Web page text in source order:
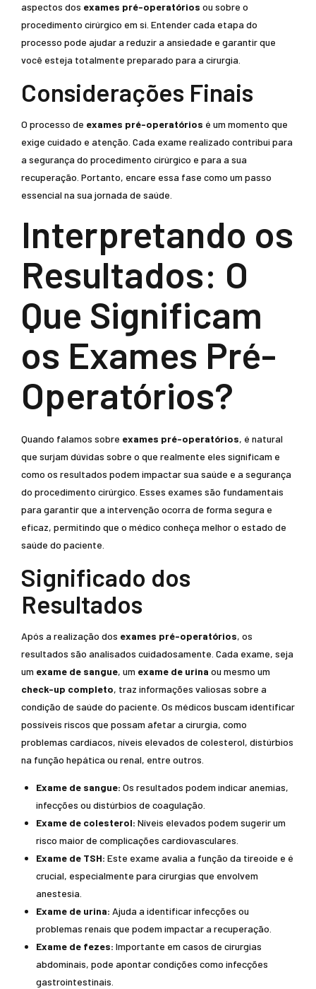
aspectos dos exames pré-operatórios ou sobre o
procedimento cirúrgico em si. Entender cada etapa do
processo pode ajudar a reduzir a ansiedade e garantir que
você esteja totalmente preparado para a cirurgia.
Considerações Finais
O processo de exames pré-operatórios é um momento que
exige cuidado e atenção. Cada exame realizado contribui para
a segurança do procedimento cirúrgico e para a sua
recuperação. Portanto, encare essa fase como um passo
essencial na sua jornada de saúde.
Interpretando os
Resultados: O
Que Significam
os Exames Pré-
Operatórios?
Quando falamos sobre exames pré-operatórios, é natural
que surjam dúvidas sobre o que realmente eles significam e
como os resultados podem impactar sua saúde e a segurança
do procedimento cirúrgico. Esses exames são fundamentais
para garantir que a intervenção ocorra de forma segura e
eficaz, permitindo que o médico conheça melhor o estado de
saúde do paciente.
Significado dos
Resultados
Após a realização dos exames pré-operatórios, os
resultados são analisados cuidadosamente. Cada exame, seja
um exame de sangue, um exame de urina ou mesmo um
check-up completo, traz informações valiosas sobre a
condição de saúde do paciente. Os médicos buscam identificar
possíveis riscos que possam afetar a cirurgia, como
problemas cardíacos, níveis elevados de colesterol, distúrbios
na função hepática ou renal, entre outros.
Exame de sangue: Os resultados podem indicar anemias,
infecções ou distúrbios de coagulação.
Exame de colesterol: Níveis elevados podem sugerir um
risco maior de complicações cardiovasculares.
Exame de TSH: Este exame avalia a função da tireoide e é
crucial, especialmente para cirurgias que envolvem
anestesia.
Exame de urina: Ajuda a identificar infecções ou
problemas renais que podem impactar a recuperação.
Exame de fezes: Importante em casos de cirurgias
abdominais, pode apontar condições como infecções
gastrointestinais.